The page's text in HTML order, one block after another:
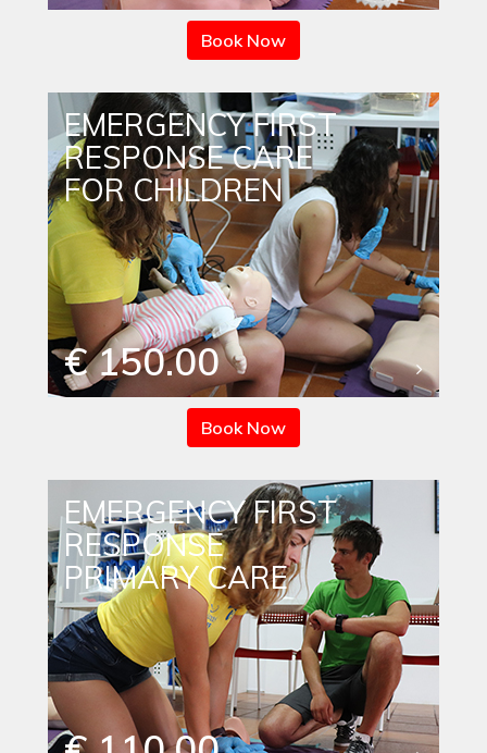
Book Now
EMERGENCY FIRST
RESPONSE CARE
FOR CHILDREN
€ 150.00
Book Now
EMERGENCY FIRST
RESPONSE
PRIMARY CARE